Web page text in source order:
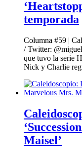
temporada
Columna #59 |
/ Twitter:
que tuvo la serie
Nick y Charlie
Maisel’